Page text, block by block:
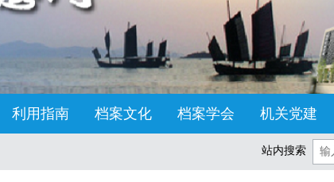
利用指南 档案文化 档案学会 机关党建
站内搜索